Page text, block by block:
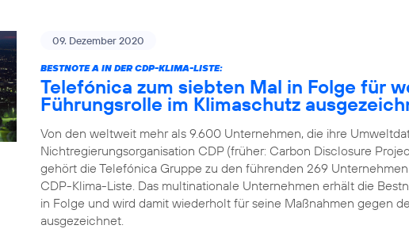
09. Dezember 2020
BESTNOTE A IN DER CDP-KLIMA-LISTE:
Telefónica zum siebten Mal in Folge für
Führungsrolle im Klimaschutz
Von den weltweit mehr als 9.600 Unternehmen, die ihre
Nichtregierungsorganisation CDP (früher: Carbon Disclosure
gehört die Telefónica Gruppe zu den führenden 269
CDP-Klima-Liste. Das multinationale Unternehmen erhält die
in Folge und wird damit wiederholt für seine Maßnahmen gegen
ausgezeichnet.